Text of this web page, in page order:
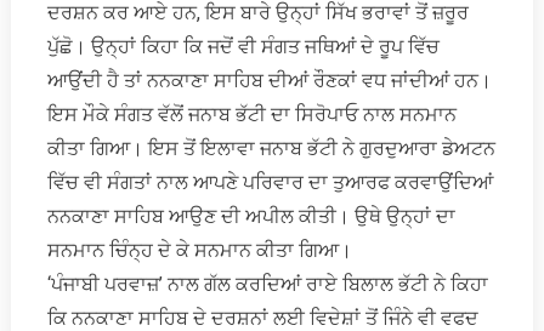
ਦਰਸ਼ਨ ਕਰ ਆਏ ਹਨ, ਇਸ ਬਾਰੇ ਉਨ੍ਹਾਂ ਸਿੱਖ ਭਰਾਵਾਂ ਤੋਂ ਜ਼ਰੂਰ
ਪੁੱਛੋ। ਉਨ੍ਹਾਂ ਕਿਹਾ ਕਿ ਜਦੋਂ ਵੀ ਸੰਗਤ ਜਥਿਆਂ ਦੇ ਰੂਪ ਵਿੱਚ
ਆਉਂਦੀ ਹੈ ਤਾਂ ਨਨਕਾਣਾ ਸਾਹਿਬ ਦੀਆਂ ਰੌਣਕਾਂ ਵਧ ਜਾਂਦੀਆਂ ਹਨ।
ਇਸ ਮੌਕੇ ਸੰਗਤ ਵੱਲੋਂ ਜਨਾਬ ਭੱਟੀ ਦਾ ਸਿਰੋਪਾਓ ਨਾਲ ਸਨਮਾਨ
ਕੀਤਾ ਗਿਆ। ਇਸ ਤੋਂ ਇਲਾਵਾ ਜਨਾਬ ਭੱਟੀ ਨੇ ਗੁਰਦੁਆਰਾ ਡੇਅਟਨ
ਵਿੱਚ ਵੀ ਸੰਗਤਾਂ ਨਾਲ ਆਪਣੇ ਪਰਿਵਾਰ ਦਾ ਤੁਆਰਫ ਕਰਵਾਉਂਦਿਆਂ
ਨਨਕਾਣਾ ਸਾਹਿਬ ਆਉਣ ਦੀ ਅਪੀਲ ਕੀਤੀ। ਉਥੇ ਉਨ੍ਹਾਂ ਦਾ
ਸਨਮਾਨ ਚਿੰਨ੍ਹ ਦੇ ਕੇ ਸਨਮਾਨ ਕੀਤਾ ਗਿਆ।
‘ਪੰਜਾਬੀ ਪਰਵਾਜ਼’ ਨਾਲ ਗੱਲ ਕਰਦਿਆਂ ਰਾਏ ਬਿਲਾਲ ਭੱਟੀ ਨੇ ਕਿਹਾ
ਕਿ ਨਨਕਾਣਾ ਸਾਹਿਬ ਦੇ ਦਰਸ਼ਨਾਂ ਲਈ ਵਿਦੇਸ਼ਾਂ ਤੋਂ ਜਿੰਨੇ ਵੀ ਵਫਦ